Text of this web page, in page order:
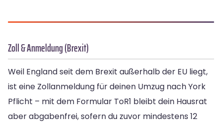
Zoll & Anmeldung (Brexit)
Weil England seit dem Brexit außerhalb der EU liegt,
ist eine Zollanmeldung für deinen Umzug nach York
Pflicht – mit dem Formular ToR1 bleibt dein Hausrat
aber abgabenfrei, sofern du zuvor mindestens 12